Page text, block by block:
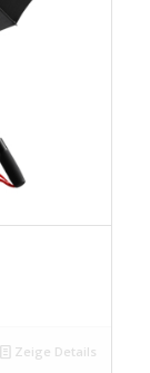
Zeige Details